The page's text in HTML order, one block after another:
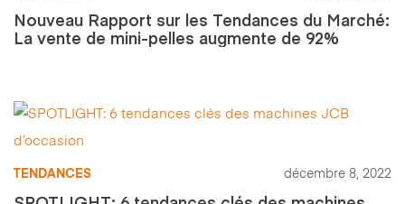
Nouveau Rapport sur les Tendances du Marché:
La vente de mini-pelles augmente de 92%
TENDANCES décembre 8, 2022